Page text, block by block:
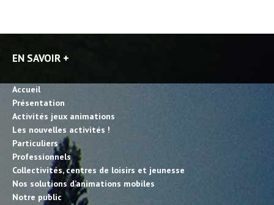
EN SAVOIR +
Accueil
Présentation
Activités jeux animations
Les nouvelles activités !
Particuliers
Professionnels
Collectivités, centres de loisirs et jeunesse
Nos solutions d’animations mobiles
Notre public